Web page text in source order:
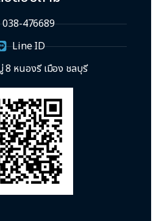
038-476689
Line ID
8 หนองรี เมือง ชลบุรี